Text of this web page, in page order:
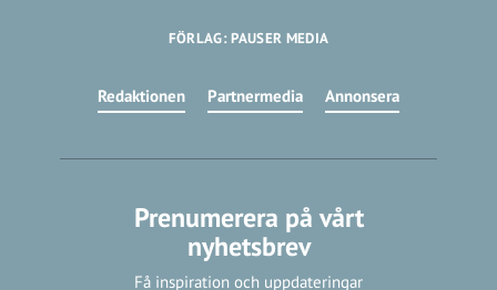
FÖRLAG: PAUSER MEDIA
Redaktionen Partnermedia Annonsera
Prenumerera på vårt
nyhetsbrev
Få inspiration och uppdateringar